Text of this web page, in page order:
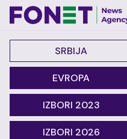
SRBIJA
EVROPA
IZBORI 2023
IZBORI 2026